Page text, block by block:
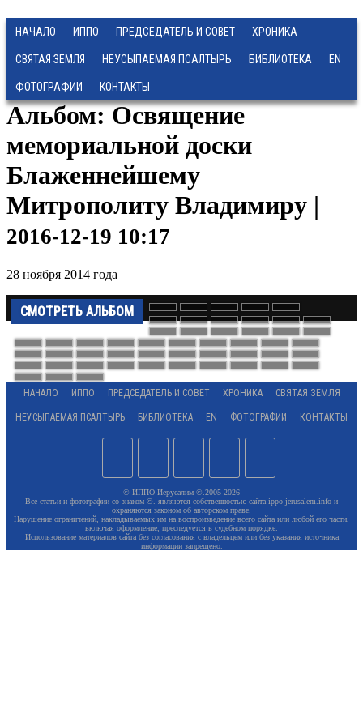
НАЧАЛО ИППО ПРЕДСЕДАТЕЛЬ И СОВЕТ ХРОНИКА
СВЯТАЯ ЗЕМЛЯ НЕУСЫПАЕМАЯ ПСАЛТЫРЬ БИБЛИОТЕКА EN
ФОТОГРАФИИ КОНТАКТЫ
Альбом: Освящение
мемориальной доски
Блаженнейшему
Митрополиту Владимиру |
2016-12-19 10:17
28 ноября 2014 года
СМОТРЕТЬ АЛЬБОМ
НАЧАЛО ИППО ПРЕДСЕДАТЕЛЬ И СОВЕТ ХРОНИКА СВЯТАЯ ЗЕМЛЯ
НЕУСЫПАЕМАЯ ПСАЛТЫРЬ БИБЛИОТЕКА EN ФОТОГРАФИИ КОНТАКТЫ
© ИППО Иерусалим ©.2005-2026
Все статьи и фотографии со знаком ©. являются собственностью сайта ippo-jerusalem.info и
охраняются законом об авторском праве.
Нарушение ограничений, накладываемых им на воспроизведение всего сайта или любой его части,
включая оформление, преследуется в судебном порядке.
Использование материалов сайта без согласования с владельцем или без указания источника
информации запрещено.